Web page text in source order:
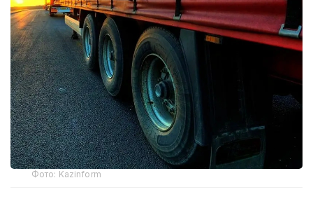
Фото: Kazinform